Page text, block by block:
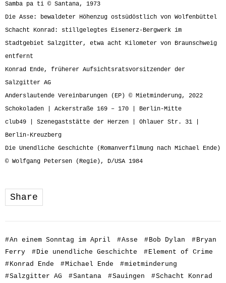
Samba pa ti © Santana, 1973
Die Asse: bewaldeter Höhenzug ostsüdöstlich von Wolfenbüttel
Schacht Konrad: stillgelegtes Eisenerz-Bergwerk im
Stadtgebiet Salzgitter, etwa acht Kilometer von Braunschweig
entfernt
Konrad Ende, früherer Aufsichtsratsvorsitzender der
Salzgitter AG
Anderslautende Vereinbarungen (EP) © Mietminderung, 2022
Schokoladen | Ackerstraße 169 – 170 | Berlin-Mitte
club49 | Szenegaststätte der Herzen | Ohlauer Str. 31 |
Berlin-Kreuzberg
Die Unendliche Geschichte (Romanverfilmung nach Michael Ende)
© Wolfgang Petersen (Regie), D/USA 1984
Share
#An einem Sonntag im April #Asse #Bob Dylan #Bryan
Ferry
#Die unendliche Geschichte #Element of Crime
#Konrad Ende #Michael Ende #mietminderung
#Salzgitter AG #Santana #Sauingen #Schacht Konrad